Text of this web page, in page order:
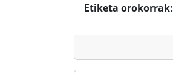
Etiketa orokorrak